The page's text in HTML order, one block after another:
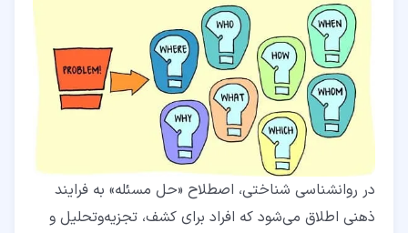
۴‏-‏۷‏- ماتریس توافق - قطعیت
در روانشناسی شناختی، اصطلاح «حل مسئله» به فرایند
ذهنی اطلاق می‌شود که افراد برای کشف، تجزیه‌وتحلیل و